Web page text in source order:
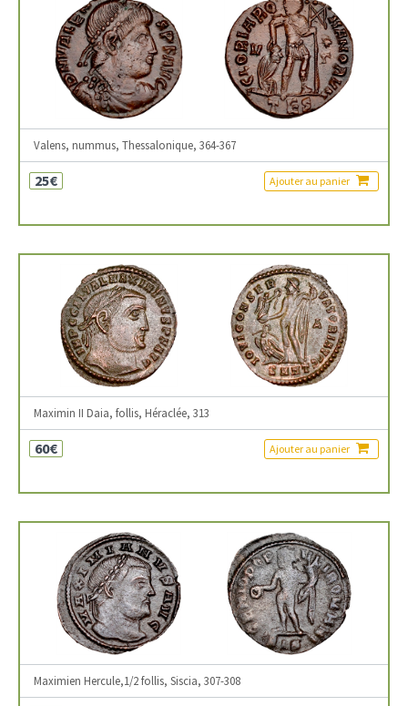
Valens, nummus, Thessalonique, 364-367
25€ Ajouter au panier
Maximin II Daia, follis, Héraclée, 313
60€ Ajouter au panier
Maximien Hercule,1/2 follis, Siscia, 307-308